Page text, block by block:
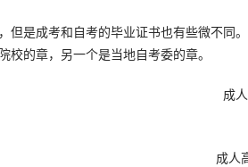
是成考和自考的毕业证书也有些微不同
校的章，另一个是当地自考委的章。
成人